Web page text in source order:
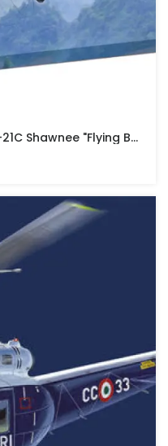
MODELO ESCALA 1:48 Italeri H-21C Shawnee "Flying Banana"